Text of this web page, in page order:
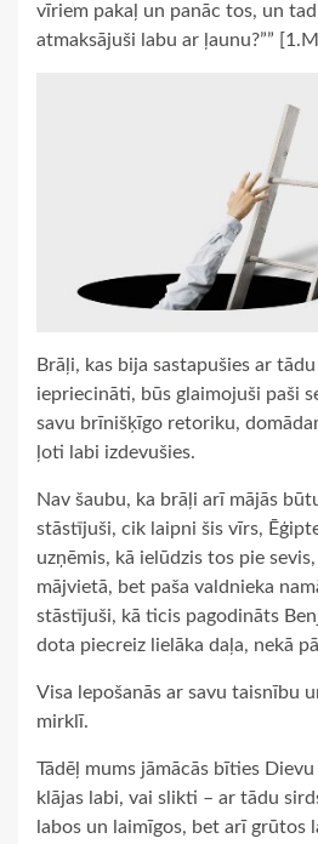
vīriem pakaļ un panāc tos, un
atmaksājuši labu ar ļaunu?””
Brāļi, kas bija sastapušies ar
iepriecināti, būs glaimojuši paši
savu brīnišķīgo retoriku,
ļoti labi izdevušies.
Nav šaubu, ka brāļi arī mājās
stāstījuši, cik laipni šis vīrs,
uzņēmis, kā ielūdzis tos pie
mājvietā, bet paša valdnieka
stāstījuši, kā ticis pagodināts
dota piecreiz lielāka daļa, nekā
Visa lepošanās ar savu taisnību
mirklī.
Tādēļ mums jāmācās bīties
klājas labi, vai slikti – ar tādu
labos un laimīgos, bet arī grūtos